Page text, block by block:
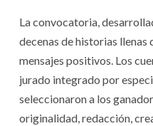
La convocatoria,
decenas de historias
mensajes positivos. Los
jurado integrado por
seleccionaron a los
originalidad, redacción,